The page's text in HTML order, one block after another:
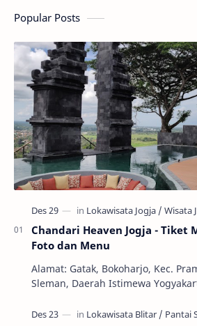
Popular Posts
Chandari Heaven Jogja - Tiket
Foto dan Menu
Alamat: Gatak, Bokoharjo, Kec.
Sleman, Daerah Istimewa